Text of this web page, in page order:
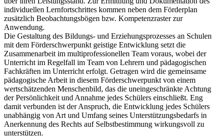
individuellen Lernfortschrittes kommen neben dem Förderplan
zusätzlich Beobachtungsbögen bzw. Kompetenzraster zur
Anwendung.
Die Gestaltung des Bildungs- und Erziehungsprozesses an Schulen
mit dem Förderschwerpunkt geistige Entwicklung setzt die
Zusammenarbeit im multiprofessionellen Team voraus, wobei der
Unterricht im Regelfall im Team von Lehrern und pädagogischen
Fachkräften im Unterricht erfolgt. Getragen wird die gemeinsame
pädagogische Arbeit in diesem Förderschwerpunkt von einem
wertschätzenden Menschenbild, das die uneingeschränkte Achtung
der Persönlichkeit und Annahme jedes Schülers einschließt. Eng
damit verbunden ist der Anspruch, die Entwicklung jedes Schülers
unabhängig von Art und Umfang seines Unterstützungsbedarfs in
Anerkennung des Rechts auf Selbstbestimmung wirkungsvoll zu
unterstützen.